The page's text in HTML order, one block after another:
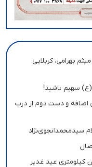
بهرامی، کربلایی
(ع) سهیم باشید!
اضافه و دست دوم از درب
سیدمحمدانجوی‌نژاد
کیلومتری عید غدیر